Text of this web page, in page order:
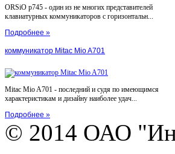
ORSiO p745 - один из не многих представителей
клавиатурных коммуникаторов с горизонтальн...
Подробнее »
коммуникатор Mitac Mio A701
Mitac Mio A701 - последний и судя по имеющимся
характеристикам и дизайну наиболее удач...
Подробнее »
© 2014 ОАО